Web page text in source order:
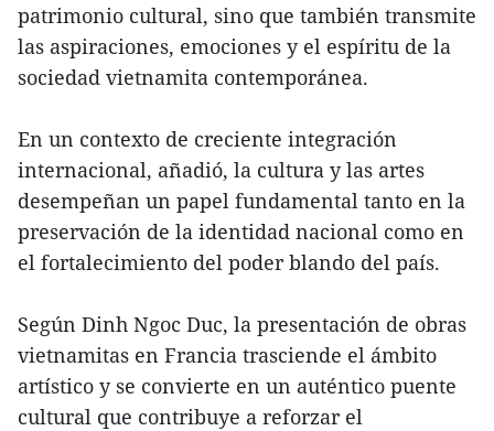
patrimonio cultural, sino que también transmite
las aspiraciones, emociones y el espíritu de la
sociedad vietnamita contemporánea.
En un contexto de creciente integración
internacional, añadió, la cultura y las artes
desempeñan un papel fundamental tanto en la
preservación de la identidad nacional como en
el fortalecimiento del poder blando del país.
Según Dinh Ngoc Duc, la presentación de obras
vietnamitas en Francia trasciende el ámbito
artístico y se convierte en un auténtico puente
cultural que contribuye a reforzar el